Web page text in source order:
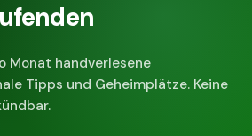
Monat handverlesene
Tipps und Geheimplätze. Keine